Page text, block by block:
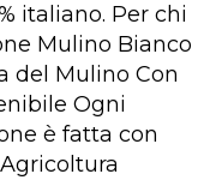
italiano. Per chi
Mulino Bianco
del Mulino Con
Ogni
è fatta con